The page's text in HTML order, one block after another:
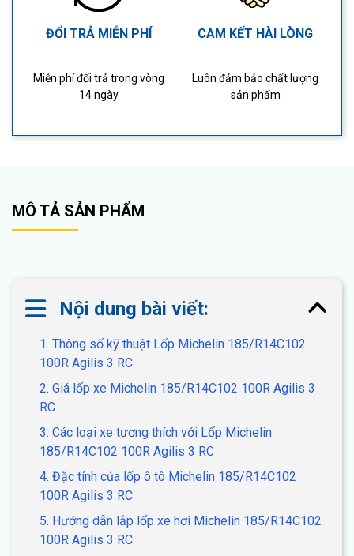
ĐỔI TRẢ MIỄN PHÍ
Miễn phí đổi trả trong vòng
14 ngày
CAM KẾT HÀI LÒNG
Luôn đảm bảo chất lượng
sản phẩm
MÔ TẢ SẢN PHẨM
Nội dung bài viết:
1. Thông số kỹ thuật Lốp Michelin 185/R14C102
100R Agilis 3 RC
2. Giá lốp xe Michelin 185/R14C102 100R Agilis 3
RC
3. Các loại xe tương thích với Lốp Michelin
185/R14C102 100R Agilis 3 RC
4. Đặc tính của lốp ô tô Michelin 185/R14C102
100R Agilis 3 RC
5. Hướng dẫn lắp lốp xe hơi Michelin 185/R14C102
100R Agilis 3 RC